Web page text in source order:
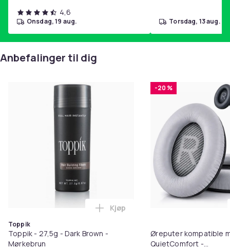
Vekt, gram
152
Artikkel nr.
646b2298-1a38-526f-90f5-e2aa4cca8326
4,6
onsdag, 19 aug. torsdag, 13 aug.
Anbefalinger til dig
Toppik
Toppik - 27,5g - Dark Brown -
Mørkebrun
Legg Toppik - 27,5g - Dark
Kjøp
-20 %
Øreputer kompatible
QuietComfort -